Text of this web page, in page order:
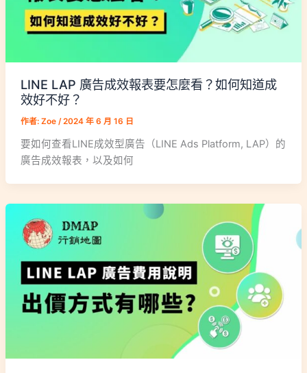
LINE LAP 廣告成效報表要怎麼看？如何知道成
效好不好？
作者: Zoe /2024 年 6 月 16 日
要如何查看LINE成效型廣告（LINE Ads Platform, LAP）的
廣告成效報表，以及如何